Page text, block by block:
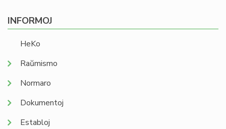
INFORMOJ
HeKo
Raŭmismo
Normaro
Dokumentoj
Establoj